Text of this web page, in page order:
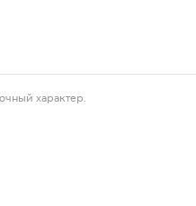
характер.